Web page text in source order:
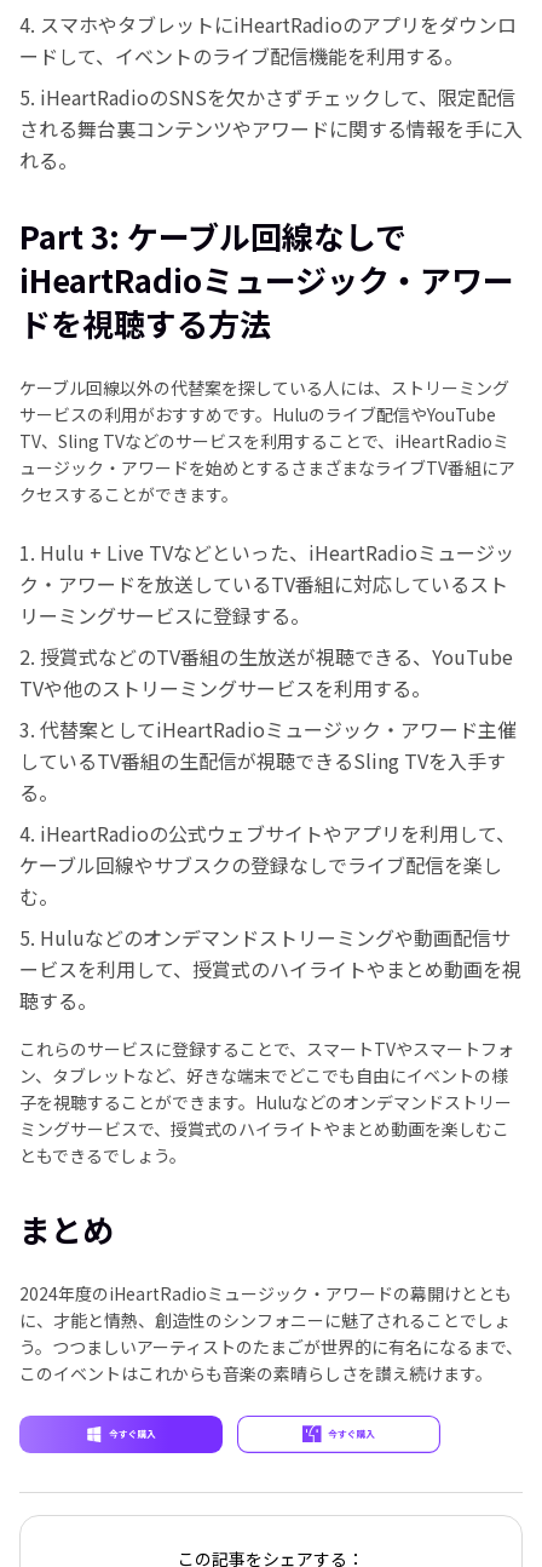
4. スマホやタブレットにiHeartRadioのアプリをダウンロ
ードして、イベントのライブ配信機能を利用する。
5. iHeartRadioのSNSを欠かさずチェックして、限定配信
される舞台裏コンテンツやアワードに関する情報を手に入
れる。
Part 3: ケーブル回線なしで
iHeartRadioミュージック・アワー
ドを視聴する方法
ケーブル回線以外の代替案を探している人には、ストリーミング
サービスの利用がおすすめです。Huluのライブ配信やYouTube
TV、Sling TVなどのサービスを利用することで、iHeartRadioミ
ュージック・アワードを始めとするさまざまなライブTV番組にア
クセスすることができます。
1. Hulu + Live TVなどといった、iHeartRadioミュージッ
ク・アワードを放送しているTV番組に対応しているスト
リーミングサービスに登録する。
2. 授賞式などのTV番組の生放送が視聴できる、YouTube
TVや他のストリーミングサービスを利用する。
3. 代替案としてiHeartRadioミュージック・アワード主催
しているTV番組の生配信が視聴できるSling TVを入手す
る。
4. iHeartRadioの公式ウェブサイトやアプリを利用して、
ケーブル回線やサブスクの登録なしでライブ配信を楽し
む。
5. Huluなどのオンデマンドストリーミングや動画配信サ
ービスを利用して、授賞式のハイライトやまとめ動画を視
聴する。
これらのサービスに登録することで、スマートTVやスマートフォ
ン、タブレットなど、好きな端末でどこでも自由にイベントの様
子を視聴することができます。Huluなどのオンデマンドストリー
ミングサービスで、授賞式のハイライトやまとめ動画を楽しむこ
ともできるでしょう。
まとめ
2024年度のiHeartRadioミュージック・アワードの幕開けととも
に、才能と情熱、創造性のシンフォニーに魅了されることでしょ
う。つつましいアーティストのたまごが世界的に有名になるまで、
このイベントはこれからも音楽の素晴らしさを讃え続けます。
この記事をシェアする：